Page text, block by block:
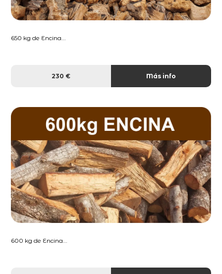
650 kg de Encina...
230 € Más info
600 kg de Encina...